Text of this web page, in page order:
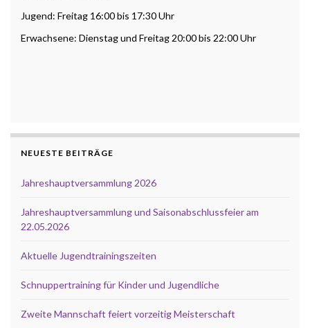
Jugend: Freitag 16:00 bis 17:30 Uhr
Erwachsene: Dienstag und Freitag 20:00 bis 22:00 Uhr
NEUESTE BEITRÄGE
Jahreshauptversammlung 2026
Jahreshauptversammlung und Saisonabschlussfeier am
22.05.2026
Aktuelle Jugendtrainingszeiten
Schnuppertraining für Kinder und Jugendliche
Zweite Mannschaft feiert vorzeitig Meisterschaft